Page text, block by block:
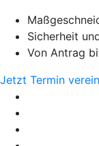
Sicherheit
Von Antrag
Jetzt Termin